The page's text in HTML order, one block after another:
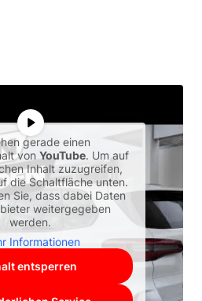
gerade einen
vonYouTube. Um auf
Inhalt zuzugreifen,
die Schaltfläche unten.
Sie, dass dabei Daten
weitergegeben
werden.
Informationen
entsperren